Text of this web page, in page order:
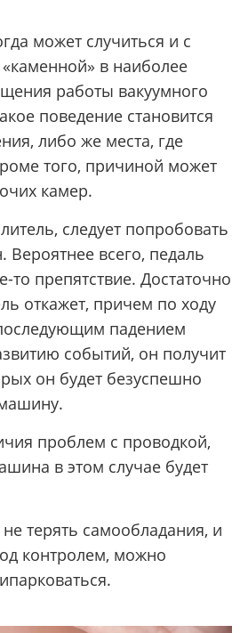
может случиться и с
в наиболее
работы вакуумного
поведение становится
либо же места, где
того, причиной может
камер.
следует попробовать
Вероятнее всего, педаль
то препятствие. Достаточно
откажет, причем по ходу
падением
событий, он получит
он будет безуспешно
проблем с проводкой,
в этом случае будет
терять самообладания, и
контролем, можно